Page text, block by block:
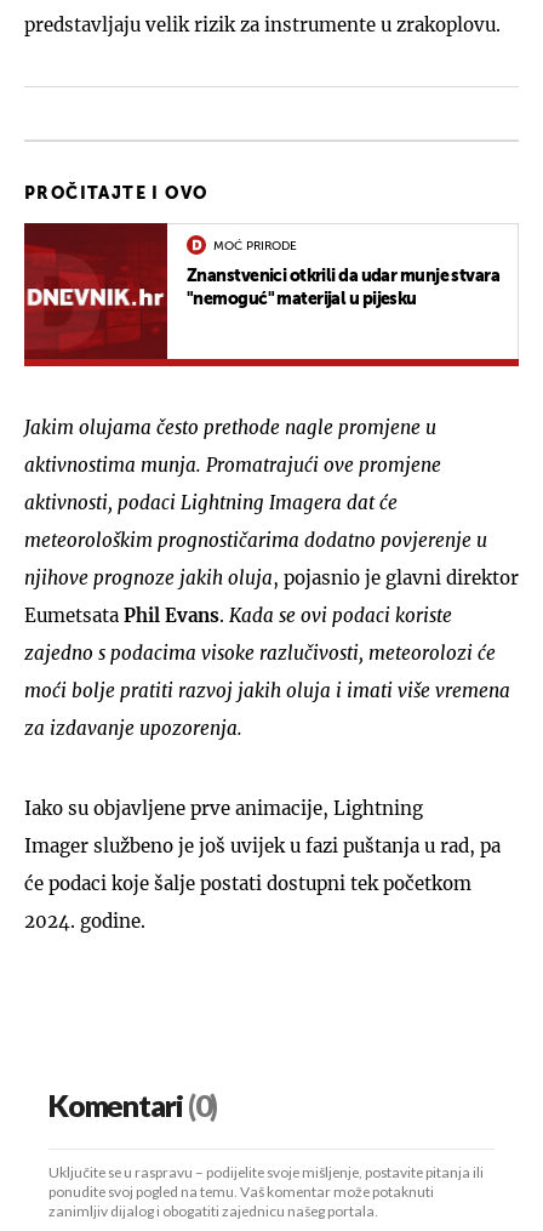
predstavljaju velik rizik za instrumente u zrakoplovu.
PROČITAJTE I OVO
MOĆ PRIRODE
Znanstvenici otkrili da udar munje stvara
"nemoguć" materijal u pijesku
Jakim olujama često prethode nagle promjene u
aktivnostima munja. Promatrajući ove promjene
aktivnosti, podaci Lightning Imagera dat će
meteorološkim prognostičarima dodatno povjerenje u
njihove prognoze jakih oluja, pojasnio je glavni direktor
Eumetsata Phil Evans. Kada se ovi podaci koriste
zajedno s podacima visoke razlučivosti, meteorolozi će
moći bolje pratiti razvoj jakih oluja i imati više vremena
za izdavanje upozorenja.
Iako su objavljene prve animacije, Lightning
Imager službeno je još uvijek u fazi puštanja u rad, pa
će podaci koje šalje postati dostupni tek početkom
2024. godine.
Komentari(0)
Uključite se u raspravu – podijelite svoje mišljenje, postavite pitanja ili
ponudite svoj pogled na temu. Vaš komentar može potaknuti
zanimljiv dijalog i obogatiti zajednicu našeg portala.